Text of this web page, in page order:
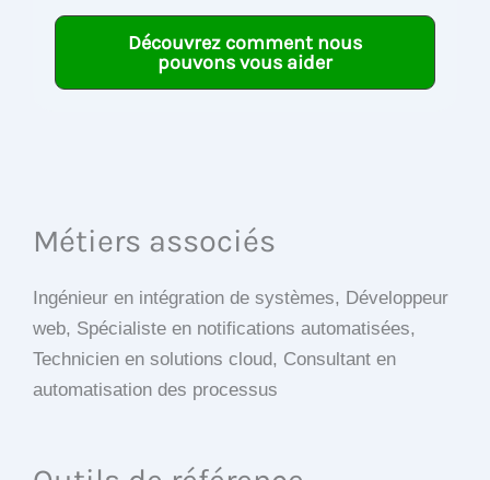
Découvrez comment nous
pouvons vous aider
Métiers associés
Ingénieur en intégration de systèmes, Développeur
web, Spécialiste en notifications automatisées,
Technicien en solutions cloud, Consultant en
automatisation des processus